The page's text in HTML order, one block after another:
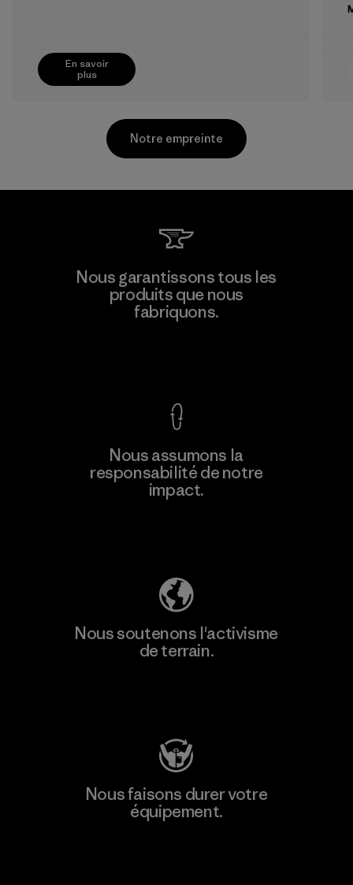
En savoir
plus
Supertex El Salvador
Notre empreinte
Nous garantissons tous les
produits que nous
fabriquons.
Nous assumons la
responsabilité de notre
impact.
Nous soutenons l'activisme
de terrain.
Nous faisons durer votre
équipement.